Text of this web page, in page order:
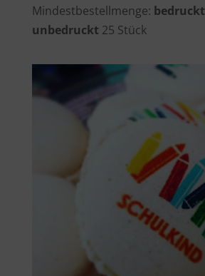
Mindestbestellmenge: bedruckt
unbedruckt 25 Stück